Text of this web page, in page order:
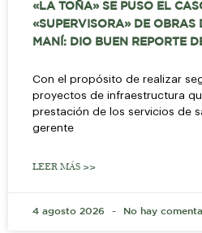
«LA TOÑA» SE PUSO EL
«SUPERVISORA» DE OBRAS
MANÍ: DIO BUEN REPORTE
Con el propósito de realizar
proyectos de infraestructura
prestación de los servicios de
gerente
LEER MÁS >>
4 agosto 2026 No hay